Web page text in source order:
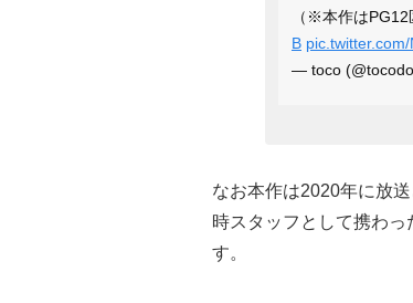
（※本作はPG12
B
— toco
なお本作は2020年に放
時スタッフとして携わ
す。